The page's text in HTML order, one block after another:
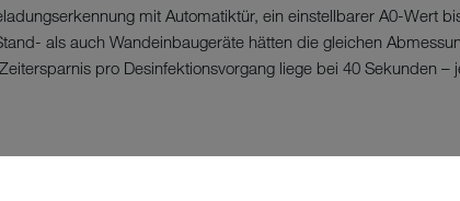
mit Automatiktür, ein einstellbarer A0-Wert
als auch Wandeinbaugeräte hätten die gleichen
pro Desinfektionsvorgang liege bei 40 Sekunden